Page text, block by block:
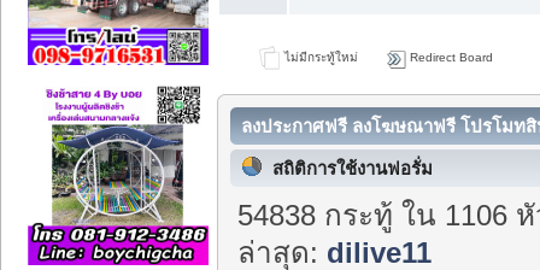
ไม่มีกระทู้ใหม่ Redirect Board
ลงประกาศฟรี ลงโฆษณาฟรี โปรโมท
Centerสถิติการใช้งานฟอรั่ม
54838 กระทู้ ใน 1106
ล่าสุด: dilive11